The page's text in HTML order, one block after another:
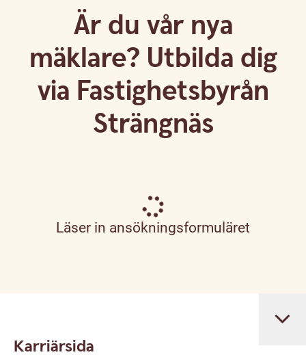
Är du vår nya
mäklare? Utbilda dig
via Fastighetsbyrån
Strängnäs
Läser in ansökningsformuläret
Karriärsida